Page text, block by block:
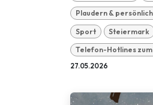
Plaudern &
Sport Steiermark
Telefon-Hotlines
27.05.2026